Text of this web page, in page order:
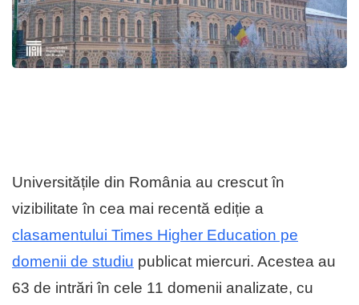
Universitățile din România au crescut în
vizibilitate în cea mai recentă ediție a
clasamentului Times Higher Education pe
domenii de studiu publicat miercuri. Acestea au
63 de intrări în cele 11 domenii analizate, cu